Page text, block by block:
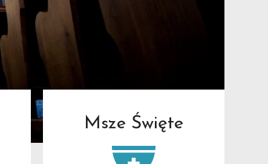
Msze Święte